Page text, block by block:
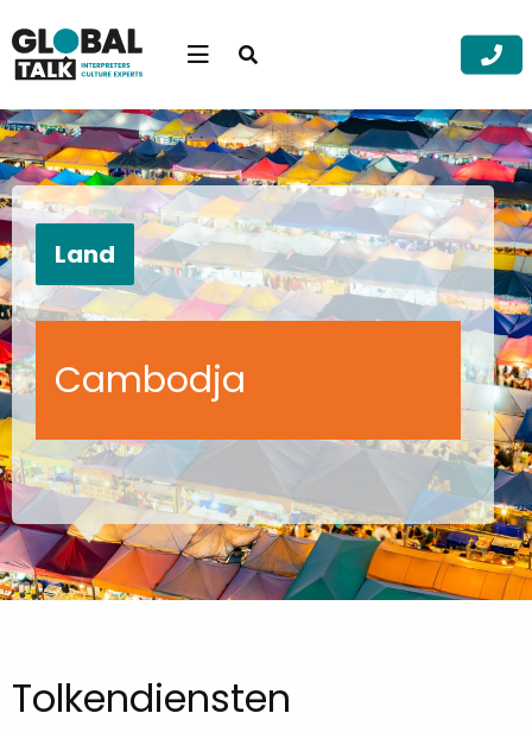
Open
Zoek
Zoek
Land
Cambodja
Tolkendiensten